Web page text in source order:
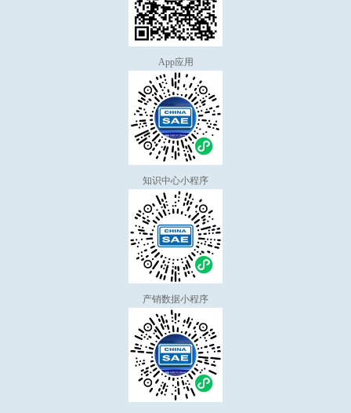
App应用
知识中心小程序
产销数据小程序